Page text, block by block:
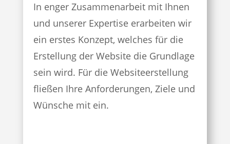
In enger Zusammenarbeit mit Ihnen
und unserer Expertise erarbeiten wir
ein erstes Konzept, welches für die
Erstellung der Website die Grundlage
sein wird. Für die Websiteerstellung
fließen Ihre Anforderungen, Ziele und
Wünsche mit ein.